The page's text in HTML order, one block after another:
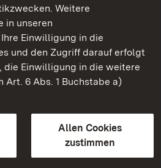
Weitere
in unseren
Ihre Einwilligung in die
und den Zugriff darauf erfolgt
die Einwilligung in die weitere
6 Abs. 1 Buchstabe a)
Allen Cookies
zustimmen
Baden‑Württemberg
Gärten Baden-Württemberg
Sprache